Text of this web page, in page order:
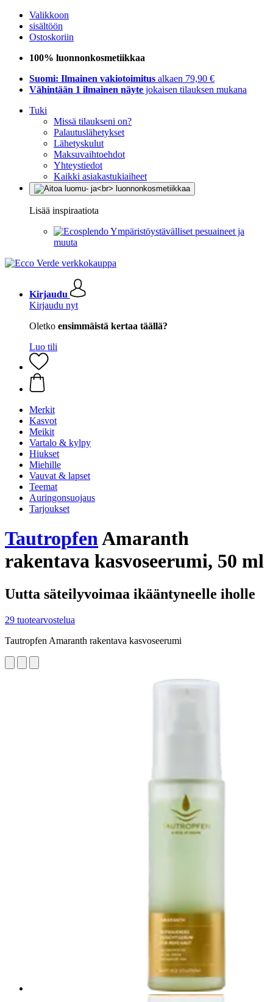
Valikkoon
sisältöön
Ostoskoriin
100% luonnonkosmetiikkaa
Suomi: Ilmainen vakiotoimitus alkaen 79,90 €
Vähintään 1 ilmainen näyte jokaisen tilauksen mukana
Tuki
Missä tilaukseni on?
Palautuslähetykset
Lähetyskulut
Maksuvaihtoehdot
Yhteystiedot
Kaikki asiakastukiaiheet
Lisää inspiraatiota
Ympäristöystävälliset pesuaineet ja
muuta
Kirjaudu
Kirjaudu nyt
Oletko ensimmäistä kertaa täällä?
Luo tili
Merkit
Kasvot
Meikit
Vartalo & kylpy
Hiukset
Miehille
Vauvat & lapset
Teemat
Auringonsuojaus
Tarjoukset
TautropfenAmaranth
rakentava kasvoseerumi, 50 ml
Uutta säteilyvoimaa ikääntyneelle iholle
29 tuotearvostelua
Tautropfen Amaranth rakentava kasvoseerumi